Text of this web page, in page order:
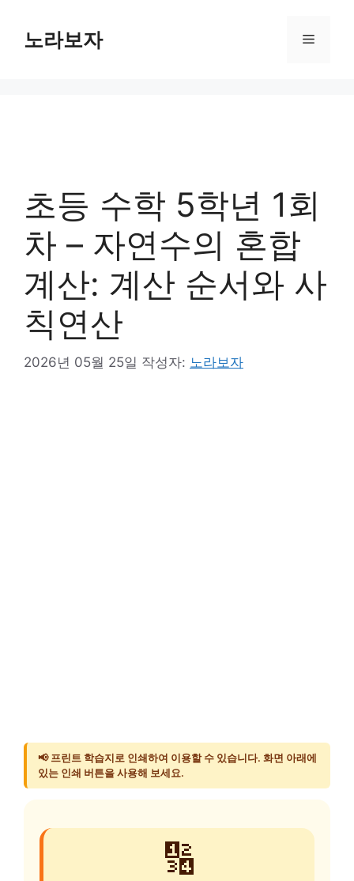
노라보자 메
초등 수학 5학년 1회
차 – 자연수의 혼합
계산: 계산 순서와 사
칙연산
2026년 05월 25일 작성자: 노라보자
📢 프린트 학습지로 인쇄하여 이용할 수 있습니다. 화면 아래에
있는 인쇄 버튼을 사용해 보세요.
🔢